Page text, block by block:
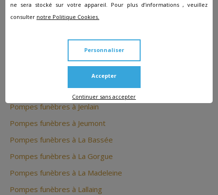
Pompes funèbres à Hondschoote
Pompes funèbres à Hornaing
Pompes funèbres à Inchy
Pompes funèbres à Iwuy
Pompes funèbres à Jenlain
Pompes funèbres à Jeumont
Pompes funèbres à La Bassée
Pompes funèbres à La Gorgue
Pompes funèbres à La Madeleine
Pompes funèbres à Lallaing
ne sera stocké sur votre appareil. Pour plus d’informations , veuillez
consulter notre Politique Cookies.
Continuer sans accepter
Personnaliser
Accepter